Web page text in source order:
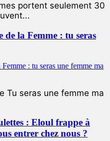
portent seulement 30
de la Femme : tu seras
Tu seras une femme ma
: Eloul frappe à
entrer chez nous ?